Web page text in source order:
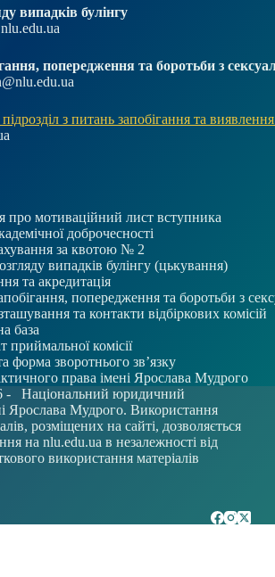
випадків булінгу
попередження та боротьби з
з питань запобігання та виявлення
про мотиваційний лист вступника
доброчесності
за квотою № 2
випадків булінгу (цькування)
та акредитація
попередження та боротьби з
та контакти відбіркових комісій
база
приймальної комісії
форма зворотнього зв’язку
права імені Ярослава Мудрого
- Національний юридичний
Ярослава Мудрого. Використання
розміщених на сайті, дозволяється
на nlu.edu.ua в незалежності від
використання матеріалів